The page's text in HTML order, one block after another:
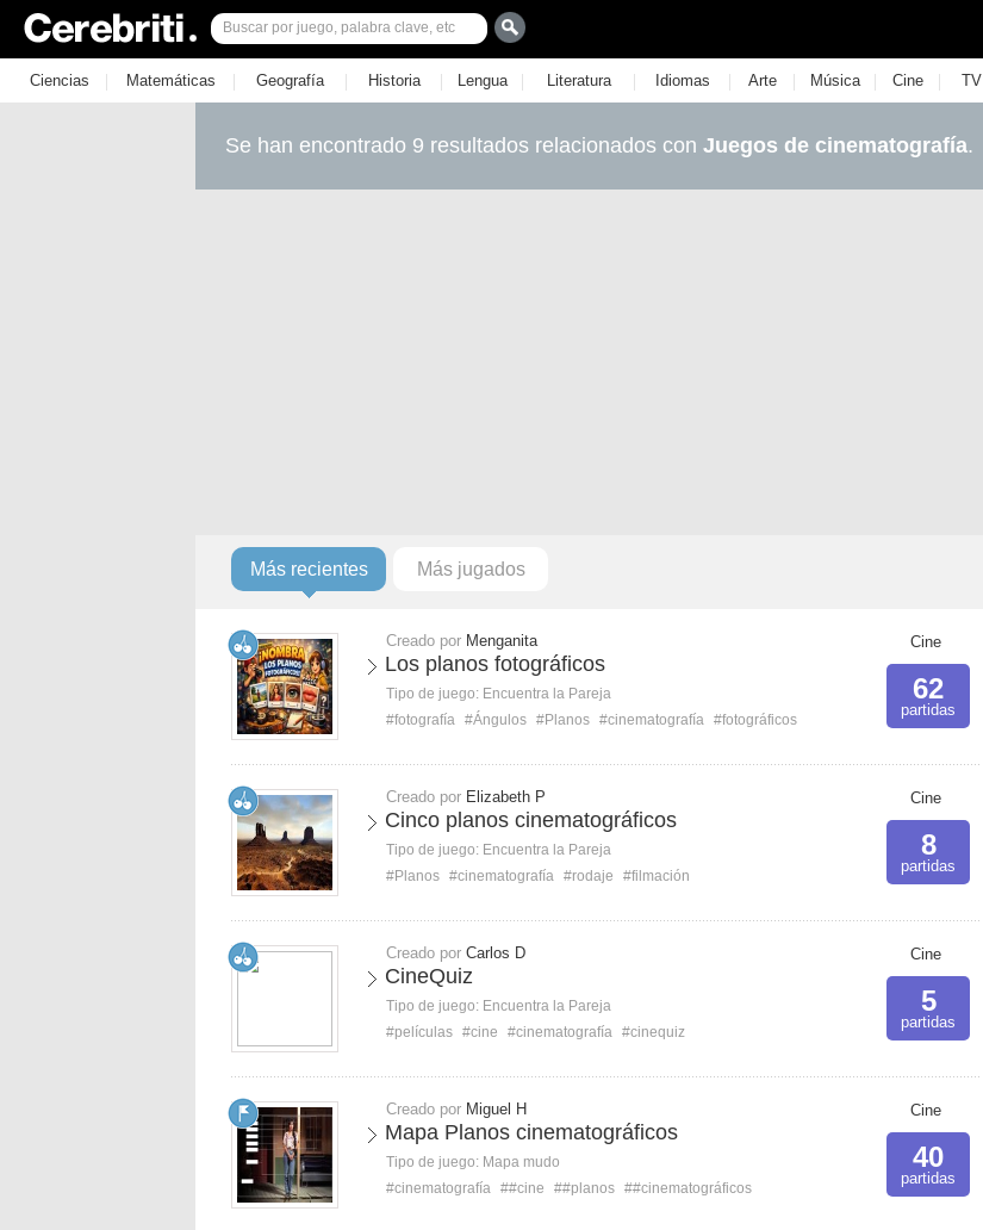
Ciencias | Matemáticas | Geografía | Historia | Lengua | Literatura | Idiomas | Arte | Música | Cine | TV
Se han encontrado 9 resultados relacionados con Juegos de cinematografía.
Más recientes Más jugados
Creado por Menganita
Los planos fotográficos
Tipo de juego: Encuentra la Pareja
#fotografía #Ángulos #Planos #cinematografía #fotográficos
Cine
62
partidas
Creado por Elizabeth P
Cinco planos cinematográficos
Tipo de juego: Encuentra la Pareja
#Planos #cinematografía #rodaje #filmación
Cine
8
partidas
Creado por Carlos D
CineQuiz
Tipo de juego: Encuentra la Pareja
#películas #cine #cinematografía #cinequiz
Cine
5
partidas
Creado por Miguel H
Mapa Planos cinematográficos
Tipo de juego: Mapa mudo
#cinematografía ##cine ##planos ##cinematográficos
Cine
40
partidas